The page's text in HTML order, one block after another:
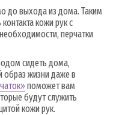
до выхода из дома. Таким
кожи рук с
перчатки
сидеть дома,
образ жизни даже в
поможет вам
будут служить
кожи рук.